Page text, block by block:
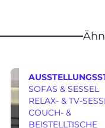
SOFAS & SESSEL
RELAX- & TV-
COUCH- &
BEISTELLTISCHE